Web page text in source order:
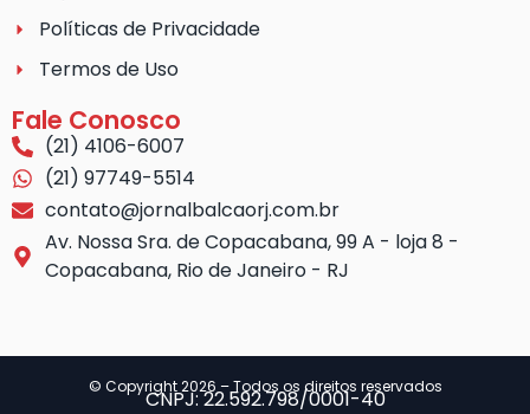
Políticas de Privacidade
Termos de Uso
Fale Conosco
(21) 4106-6007
(21) 97749-5514
contato@jornalbalcaorj.com.br
Av. Nossa Sra. de Copacabana, 99 A - loja 8 -
Copacabana, Rio de Janeiro - RJ
© Copyright 2026 – Todos os direitos reservados
CNPJ: 22.592.798/0001-40